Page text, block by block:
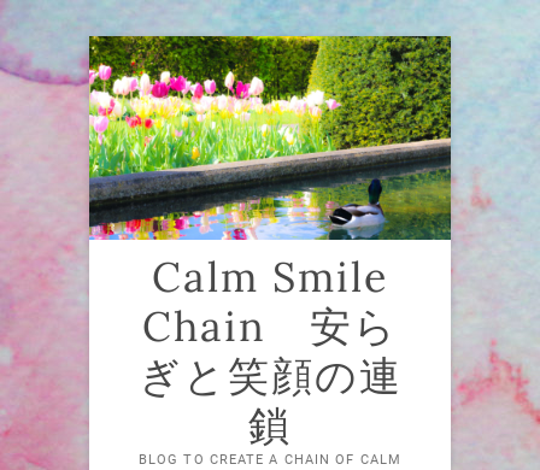
Skip
to
content
Calm Smile
Chain 安ら
ぎと笑顔の連
鎖
BLOG TO CREATE A CHAIN OF CALM